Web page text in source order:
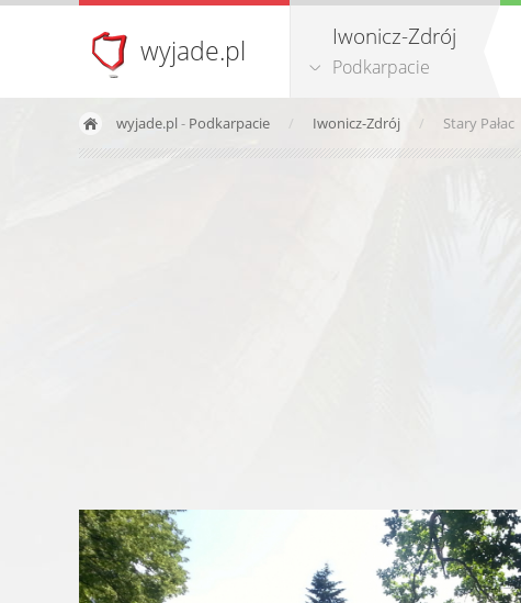
wyjade.pl Iwonicz-Zdrój
Podkarpacie
wyjade.pl- Podkarpacie Iwonicz-Zdrój Stary Pałac